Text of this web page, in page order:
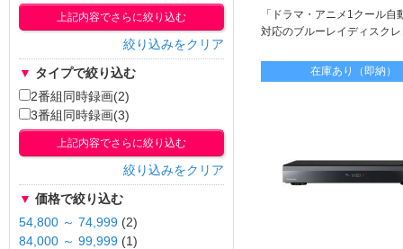
「ドラマ・アニメ1クール自
対応のブルーレイディスク
在庫あり（即納）
上記内容でさらに絞り込む
絞り込みをクリア
▼ タイプで絞り込む
2番組同時録画(2)
3番組同時録画(3)
上記内容でさらに絞り込む
絞り込みをクリア
▼ 価格で絞り込む
54,800 ～ 74,999 (2)
84,000 ～ 99,999 (1)